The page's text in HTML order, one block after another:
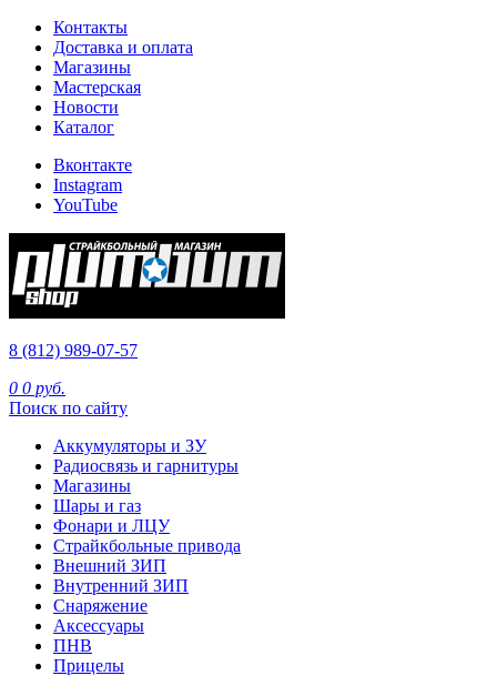
Контакты
Доставка и оплата
Магазины
Мастерская
Новости
Каталог
Вконтакте
Instagram
YouTube
8 (812) 989-07-57
0 0 руб.
Поиск по сайту
Аккумуляторы и ЗУ
Радиосвязь и гарнитуры
Магазины
Шары и газ
Фонари и ЛЦУ
Страйкбольные привода
Внешний ЗИП
Внутренний ЗИП
Снаряжение
Аксессуары
ПНВ
Прицелы